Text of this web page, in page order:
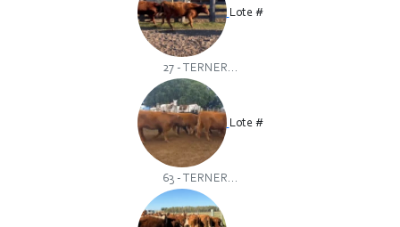
Lote #
27 - TERNER...
Lote #
63 - TERNER...